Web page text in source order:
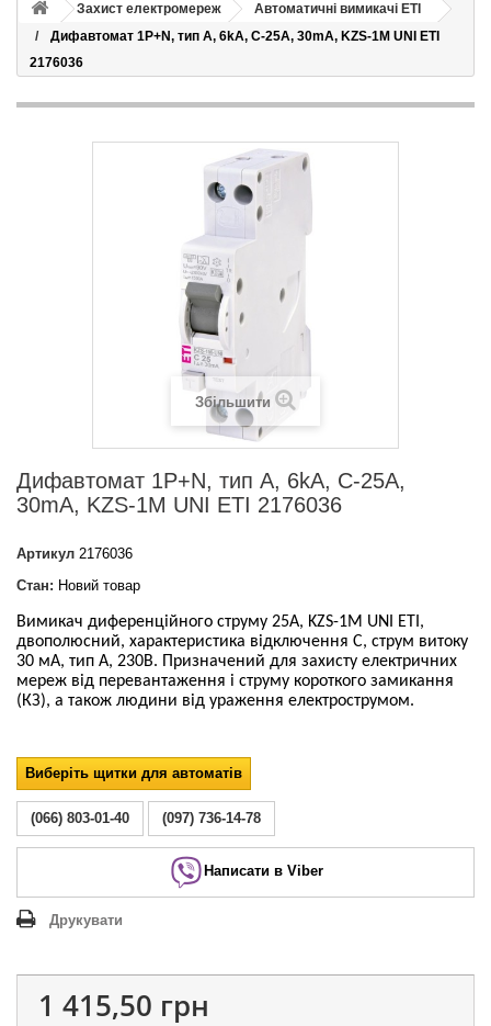
Захист електромереж
Автоматичні вимикачі ETI
Дифавтомат 1P+N, тип А, 6kA, C-25A, 30mA, KZS-1M UNI ETI
2176036
Збільшити
Дифавтомат 1P+N, тип А, 6kA, C-25A,
30mA, KZS-1M UNI ETI 2176036
Артикул 2176036
Стан: Новий товар
Вимикач диференційного струму 25А, KZS-1M UNI ETI ,
двополюсний, характеристика відключення C, струм витоку
30 мА, тип А, 230В. Призначений для захисту електричних
мереж від перевантаження і струму короткого замикання
(КЗ), а також людини від ураження електрострумом.
Виберіть щитки для автоматів
(066) 803-01-40 (097) 736-14-78
Написати в Viber
Друкувати
1 415,50 грн